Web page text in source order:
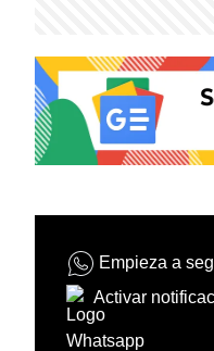
Empieza a
Activar